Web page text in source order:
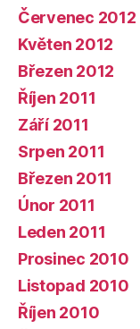
Červenec 2012
Květen 2012
Březen 2012
Říjen 2011
Září 2011
Srpen 2011
Březen 2011
Únor 2011
Leden 2011
Prosinec 2010
Listopad 2010
Říjen 2010